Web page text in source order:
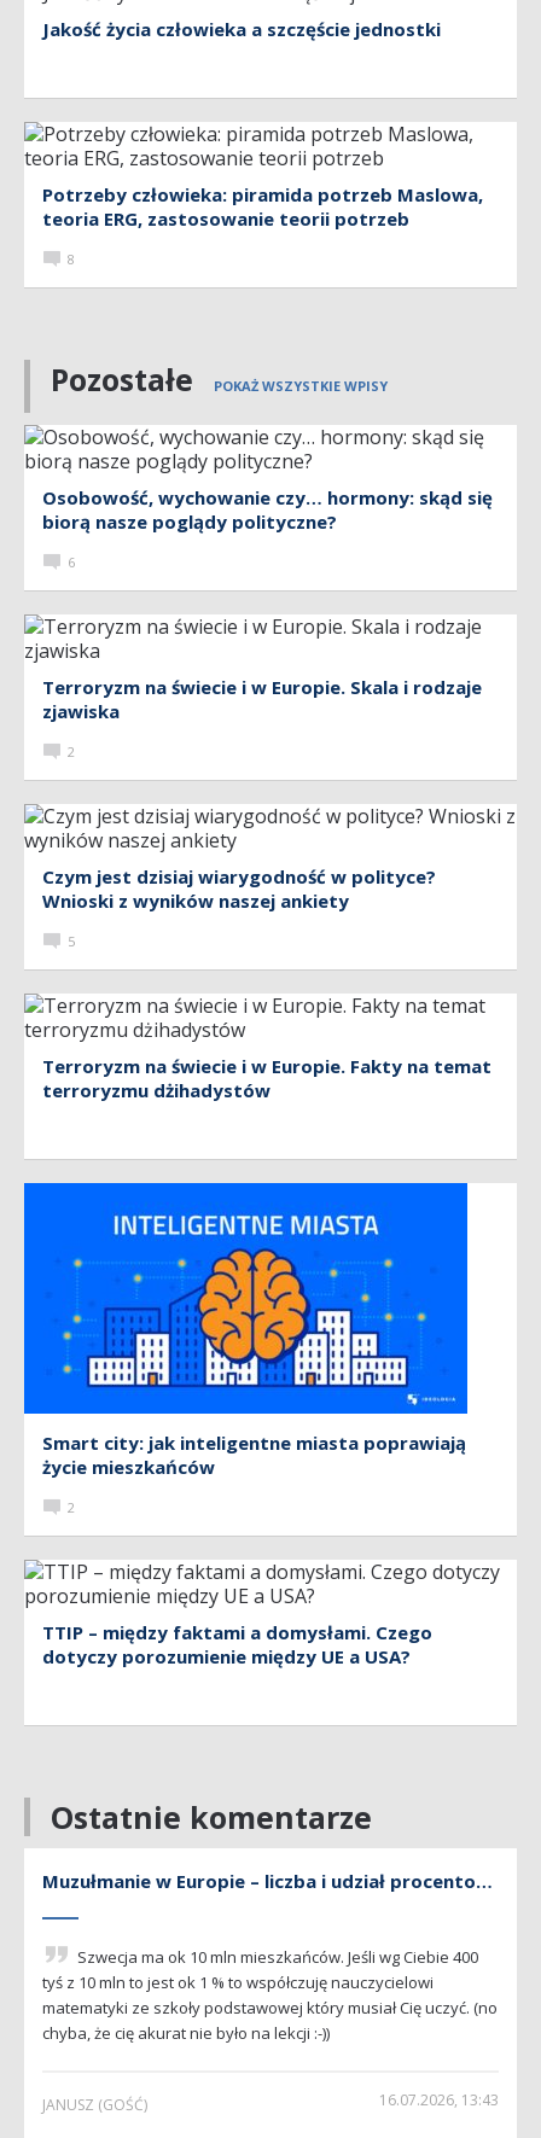
Jakość życia człowieka a szczęście jednostki
Potrzeby człowieka: piramida potrzeb Maslowa,
teoria ERG, zastosowanie teorii potrzeb
8
Pozostałe POKAŻ WSZYSTKIE WPISY
Osobowość, wychowanie czy… hormony: skąd się
biorą nasze poglądy polityczne?
6
Terroryzm na świecie i w Europie. Skala i rodzaje
zjawiska
2
Czym jest dzisiaj wiarygodność w polityce?
Wnioski z wyników naszej ankiety
5
Terroryzm na świecie i w Europie. Fakty na temat
terroryzmu dżihadystów
Smart city: jak inteligentne miasta poprawiają
życie mieszkańców
2
TTIP – między faktami a domysłami. Czego
dotyczy porozumienie między UE a USA?
Ostatnie komentarze
Muzułmanie w Europie – liczba i udział procentowy w (...)
Szwecja ma ok 10 mln mieszkańców. Jeśli wg Ciebie 400
tyś z 10 mln to jest ok 1 % to współczuję nauczycielowi
matematyki ze szkoły podstawowej który musiał Cię uczyć. (no
chyba, że cię akurat nie było na lekcji :-))
JANUSZ (GOŚĆ) 16.07.2026, 13:43